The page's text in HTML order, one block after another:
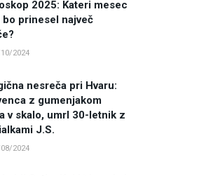
2025: Kateri mesec
bo prinesel največ
2024
nesreča pri Hvaru:
z gumenjakom
v skalo, umrl 30-letnik z
J.S.
2024